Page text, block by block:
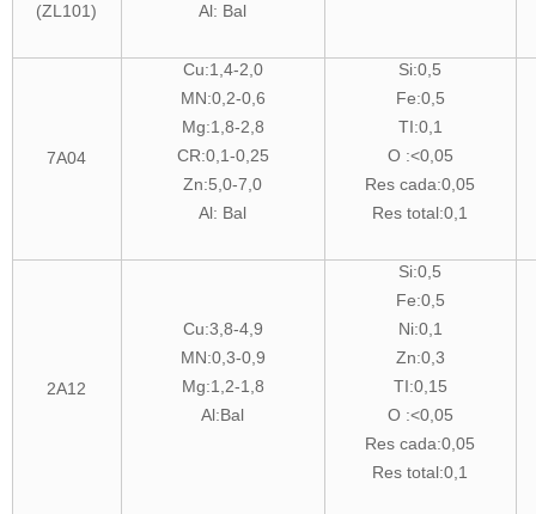
(ZL101)
Al: Bal
7A04
Cu:1,4-2,0
MN:0,2-0,6
Mg:1,8-2,8
CR:0,1-0,25
Zn:5,0-7,0
Al: Bal
Si:0,5
Fe:0,5
TI:0,1
O :<0,05
Res cada:0,05
Res total:0,1
2A12
Cu:3,8-4,9
MN:0,3-0,9
Mg:1,2-1,8
Al:Bal
Si:0,5
Fe:0,5
Ni:0,1
Zn:0,3
TI:0,15
O :<0,05
Res cada:0,05
Res total:0,1